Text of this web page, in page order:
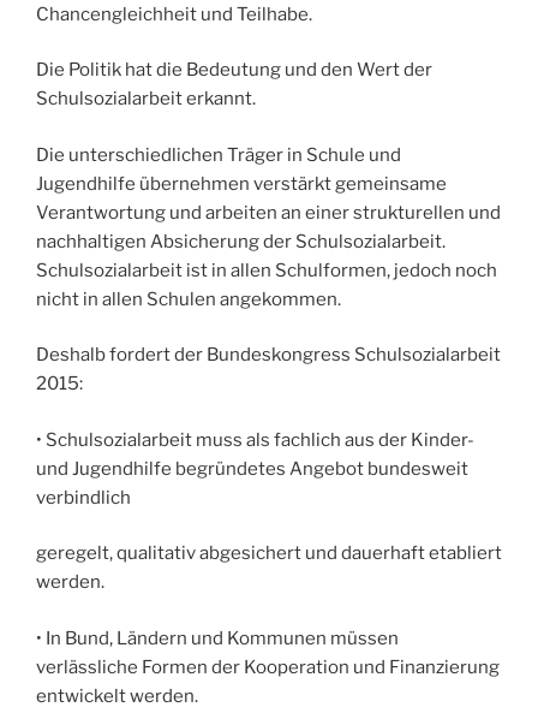
Chancengleichheit und Teilhabe.
Die Politik hat die Bedeutung und den Wert der
Schulsozialarbeit erkannt.
Die unterschiedlichen Träger in Schule und
Jugendhilfe übernehmen verstärkt gemeinsame
Verantwortung und arbeiten an einer strukturellen und
nachhaltigen Absicherung der Schulsozialarbeit.
Schulsozialarbeit ist in allen Schulformen, jedoch noch
nicht in allen Schulen angekommen.
Deshalb fordert der Bundeskongress Schulsozialarbeit
2015:
• Schulsozialarbeit muss als fachlich aus der Kinder-
und Jugendhilfe begründetes Angebot bundesweit
verbindlich
geregelt, qualitativ abgesichert und dauerhaft etabliert
werden.
• In Bund, Ländern und Kommunen müssen
verlässliche Formen der Kooperation und Finanzierung
entwickelt werden.